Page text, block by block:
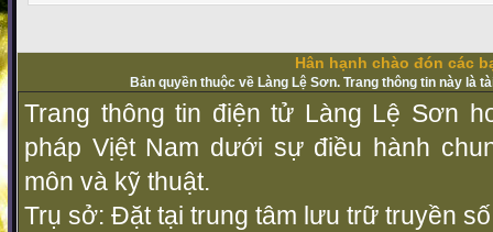
Hân hạnh chào đón các
Bản quyền thuộc về Làng Lệ Sơn. Trang thông tin này là
Trang thông tin điện tử Làng Lệ Sơn
pháp Vịệt Nam dưới sự điều hành
môn và kỹ thuật.
Trụ sở: Đặt tại trung tâm lưu trữ truyền